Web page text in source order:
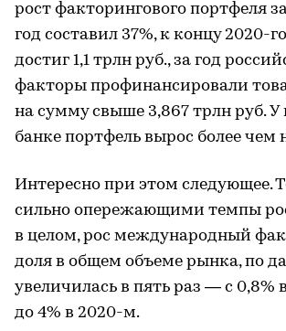
рост факторингового портфеля
год составил 37%, к концу 2020-
достиг 1,1 трлн руб., за год
факторы профинансировали
на сумму свыше 3,867 трлн руб. У
банке портфель вырос более чем
Интересно при этом следующее.
сильно опережающими темпы
в целом, рос международный
доля в общем объеме рынка, по
увеличилась в пять раз — с 0,8%
до 4% в 2020-м.